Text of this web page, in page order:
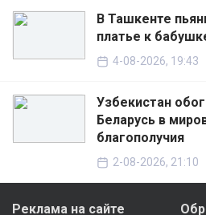
В Ташкенте
платье к
4-08-2026, 19:43
Узбекистан
Беларусь в
благополучия
2-08-2026, 21:10
Реклама на сайте